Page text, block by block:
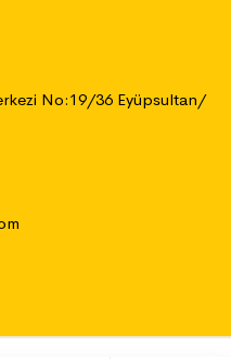
No:19/36 Eyüpsultan/